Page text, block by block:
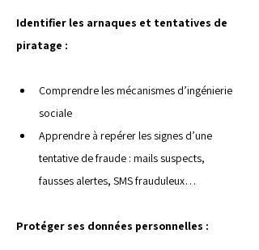
Identifier les arnaques et tentatives de
piratage :
Comprendre les mécanismes d’ingénierie
sociale
Apprendre à repérer les signes d’une
tentative de fraude : mails suspects,
fausses alertes, SMS frauduleux…
Protéger ses données personnelles :